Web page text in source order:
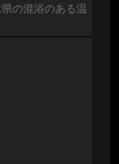
の混浴のある温